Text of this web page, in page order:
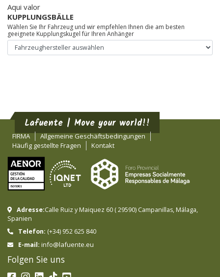
Aqui valor
KUPPLUNGSBÄLLE
Wählen Sie Ihr Fahrzeug und wir empfehlen Ihnen die am besten
geeignete Kupplungskugel für Ihren Anhänger
Lafuente | Move your world!!
FIRMA
Allgemeine Geschäftsbedingungen
Häufig gestellte Fragen
Kontakt
Adresse:Calle Ruiz y Maiquez 60 (29590) Campanillas, Málaga,
Spanien
Telefon: (+34) 952 625 840
E-mail: info@lafuente.eu
Folgen Sie uns